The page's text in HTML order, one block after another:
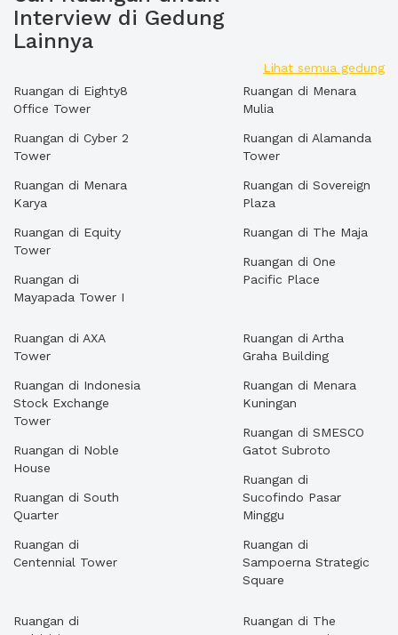
Interview di Gedung
Lainnya
Lihat semua gedung
Ruangan di Eighty8
Office Tower
Ruangan di Cyber 2
Tower
Ruangan di Menara
Karya
Ruangan di Equity
Tower
Ruangan di
Mayapada Tower I
Ruangan di Menara
Mulia
Ruangan di Alamanda
Tower
Ruangan di Sovereign
Plaza
Ruangan di The Maja
Ruangan di One
Pacific Place
Ruangan di AXA
Tower
Ruangan di Indonesia
Stock Exchange
Tower
Ruangan di Noble
House
Ruangan di South
Quarter
Ruangan di
Centennial Tower
Ruangan di Artha
Graha Building
Ruangan di Menara
Kuningan
Ruangan di SMESCO
Gatot Subroto
Ruangan di
Sucofindo Pasar
Minggu
Ruangan di
Sampoerna Strategic
Square
Ruangan di
Ruangan di The